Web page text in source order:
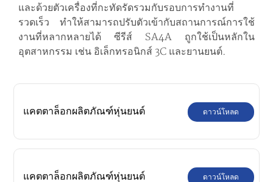
และด้วยตัวเครื่องที่กะทัดรัดรวมกับรอบการทำงานที่
รวดเร็ว ทำให้สามารถปรับตัวเข้ากับสถานการณ์การใช้
งานที่หลากหลายได้ ซีรีส์ SA4A ถูกใช้เป็นหลักใน
อุตสาหกรรม เช่น อิเล็กทรอนิกส์ 3C และยานยนต์.
แคตตาล็อกผลิตภัณฑ์หุ่นยนต์ ดาวน์โหลด
แคตตาล็อกผลิตภัณฑ์หุ่นยนต์ ดาวน์โหลด